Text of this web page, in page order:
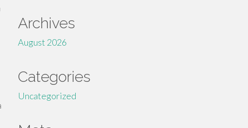
Archives
August 2026
Categories
Uncategorized